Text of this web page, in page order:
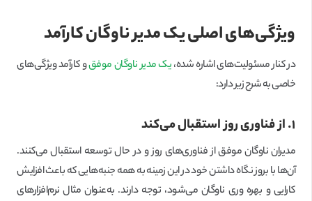
ویژگی‌های اصلی یک مدیر ناوگان کارآمد
در کنار مسئولیت‌های اشاره شده،یک مدیر ناوگان موفقو کارآمد ویژگی‌های
خاصی به شرح زیر دارد:
۱. از فناوری روز استقبال می‌کند
مدیران ناوگان موفق از فناوری‌های روز و در حال توسعه استقبال می‌کنند.
آن‌ها با بروز نگاه داشتن خود در این زمینه به همه جنبه‌هایی که باعث افزایش
کارایی و بهره وری ناوگان می‌شود، توجه دارند. به‌عنوان مثال نرم‌افزارهای